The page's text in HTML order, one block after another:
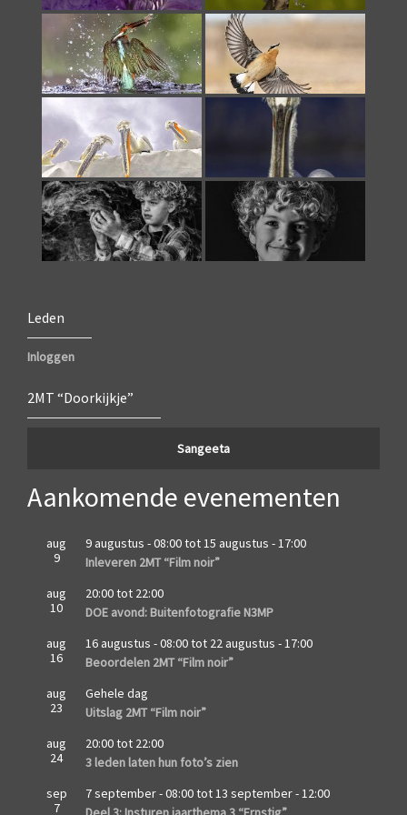
Leden
Inloggen
2MT “Doorkijkje”
Sangeeta
Aankomende evenementen
aug
9
9 augustus - 08:00tot15 augustus - 17:00
Inleveren 2MT “Film noir”
aug
10
20:00tot 22:00
DOE avond: Buitenfotografie N3MP
aug
16
16 augustus - 08:00tot 22 augustus - 17:00
Beoordelen 2MT “Film noir”
aug
23
Gehele dag
Uitslag 2MT “Film noir”
aug
24
20:00tot 22:00
3 leden laten hun foto’s zien
sep
7
7 september - 08:00tot13 september - 12:00